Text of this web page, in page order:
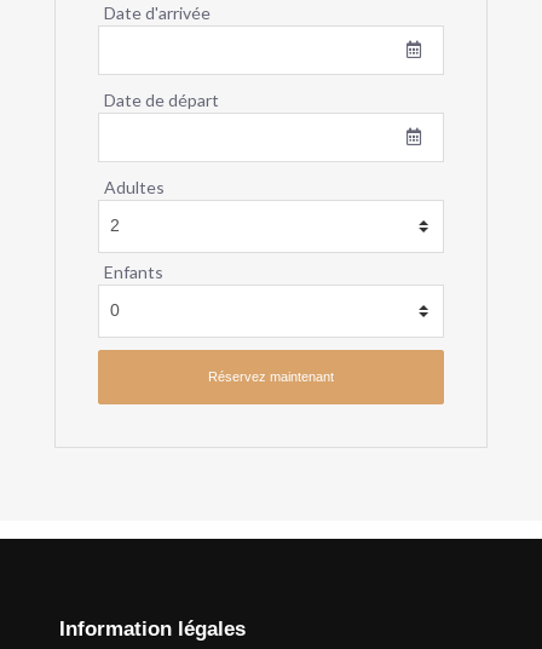
Date d'arrivée
Date de départ
Adultes
Enfants
Information légales